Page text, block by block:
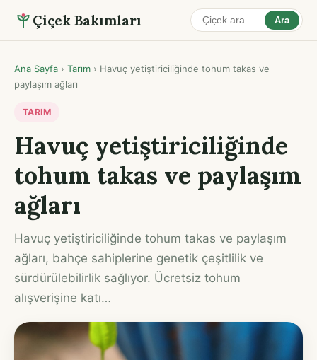
Çiçek Bakımları Ara
Ana Sayfa › Tarım › Havuç yetiştiriciliğinde tohum takas ve
paylaşım ağları
TARIM
Havuç yetiştiriciliğinde
tohum takas ve paylaşım
ağları
Havuç yetiştiriciliğinde tohum takas ve paylaşım
ağları, bahçe sahiplerine genetik çeşitlilik ve
sürdürülebilirlik sağlıyor. Ücretsiz tohum
alışverişine katı…